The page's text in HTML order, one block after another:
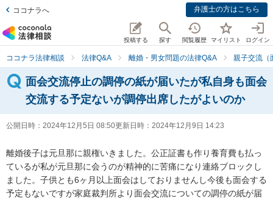
ココナラへ 弁護士の方はこちら
投稿する 探す 閲覧履歴 マイリスト ログイン
ココナラ法律相談 法律Q&A 離婚・男女問題の法律Q&A 親子交流（
面会交流停止の調停の紙が届いたが私自身も面会
交流する予定ないが調停出席したがよいのか
公開日時： 2024年12月5日 08:50更新日時： 2024年12月9日 14:23
離婚後子は元旦那に親権いきました。公正証書も作り養育費も払っ
ているが私が元旦那に会うのが精神的に苦痛になり連絡ブロックし
ました。子供とも6ヶ月以上面会はしておりませんし今後も面会する
予定もないですが家庭裁判所より面会交流についての調停の紙が届